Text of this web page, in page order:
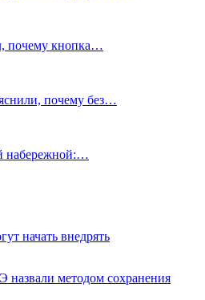
почему кнопка…
почему без…
набережной:…
начать внедрять
методом сохранения